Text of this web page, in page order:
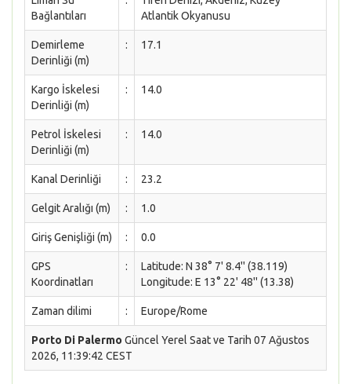
Bağlantıları
Atlantik Okyanusu
Demirleme
Derinliği (m)
: 17.1
Kargo İskelesi
Derinliği (m)
: 14.0
Petrol İskelesi
Derinliği (m)
: 14.0
Kanal Derinliği : 23.2
Gelgit Aralığı (m) : 1.0
Giriş Genişliği (m) : 0.0
GPS
Koordinatları
:
Latitude: N 38° 7' 8.4'' (38.119)
Longitude: E 13° 22' 48'' (13.38)
Zaman dilimi : Europe/Rome
Porto Di Palermo Güncel Yerel Saat ve Tarih 07 Ağustos
2026, 11:39:42 CEST